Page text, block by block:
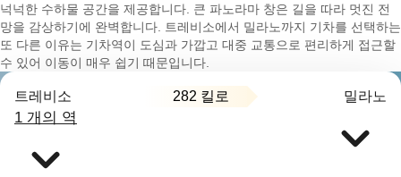
넉넉한 수하물 공간을 제공합니다. 큰 파노라마 창은 길을 따라 멋진 전
망을 감상하기에 완벽합니다. 트레비소에서 밀라노까지 기차를 선택하는
또 다른 이유는 기차역이 도심과 가깝고 대중 교통으로 편리하게 접근할
수 있어 이동이 매우 쉽기 때문입니다.
트레비소 282 킬로 밀라노
1 개의 역